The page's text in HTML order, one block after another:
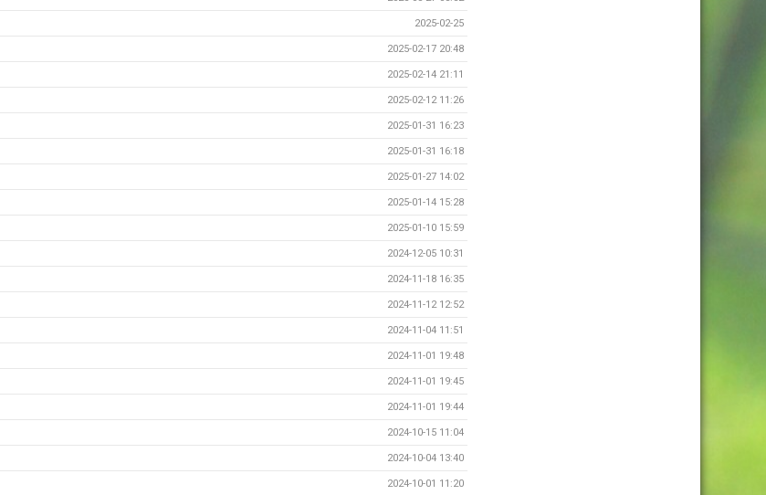
2025-02-25
2025-02-17 20:48
2025-02-14 21:11
2025-02-12 11:26
2025-01-31 16:23
2025-01-31 16:18
2025-01-27 14:02
2025-01-14 15:28
2025-01-10 15:59
2024-12-05 10:31
2024-11-18 16:35
2024-11-12 12:52
2024-11-04 11:51
2024-11-01 19:48
2024-11-01 19:45
2024-11-01 19:44
2024-10-15 11:04
2024-10-04 13:40
2024-10-01 11:20